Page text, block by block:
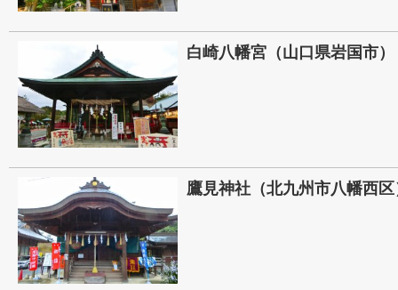
白崎八幡宮（山口県岩国市）
鷹見神社（北九州市八幡西区